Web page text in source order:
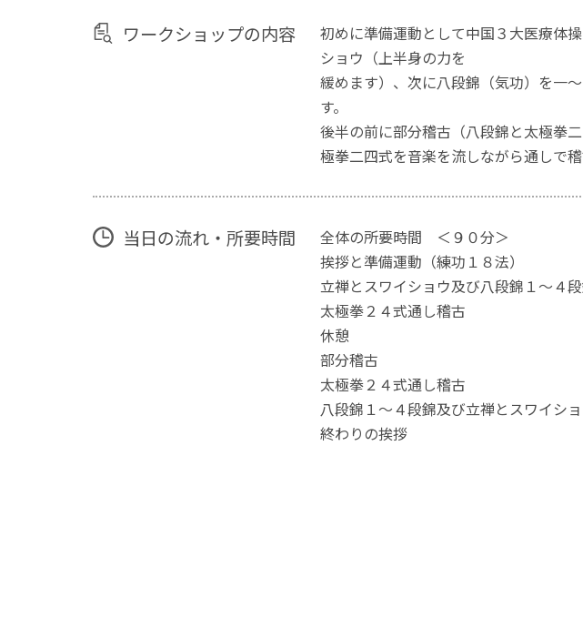
ワークショップの内容
初めに準備運動として中国３大医療体
ショウ（上半身の力を
緩めます）、次に八段錦（気功）を一
す。
後半の前に部分稽古（八段錦と太極拳
極拳二四式を音楽を流しながら通しで
当日の流れ・所要時間
全体の所要時間 ＜９０分＞
挨拶と準備運動（練功１
立禅とスワイショウ及び八段錦
太極拳２４式通し稽
休憩 所要
部分稽古 所
太極拳２４式通し稽
八段錦１～４段錦及び立禅と
終わりの挨拶